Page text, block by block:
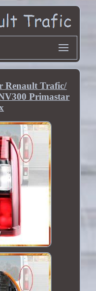
Renault Trafic/
Primastar